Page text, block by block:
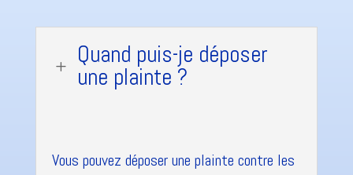
L Quand puis-je déposer
une plainte ?
Vous pouvez déposer une plainte contre les